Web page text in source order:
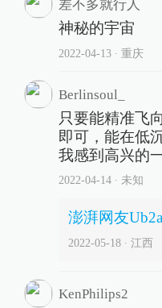
差不多就行人
神秘的宇宙
2022-04-13∙ 重庆
Berlinsoul_
只要能精准飞
即可，能在低
我感到高兴的
2022-04-14∙ 未知
澎湃网友
2022-05-18∙ 江西
KenPhilips2